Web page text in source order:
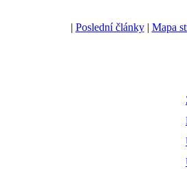
| Poslední články| Mapa